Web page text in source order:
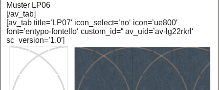
Muster LP06
[/av_tab]
[av_tab title=’LP07′ icon_select=’no‘ icon=’ue800′
font=’entypo-fontello‘ custom_id=“ av_uid=’av-lg22rkrl‘
sc_version=’1.0′]